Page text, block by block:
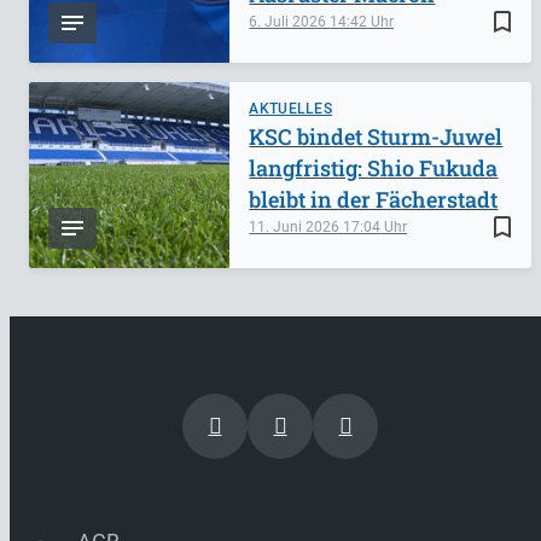
bookmark_border
6. Juli 2026 14:42
AKTUELLES
bookmark_border
11. Juni 2026 17:04
KSC bindet Sturm-Juwel
langfristig: Shio Fukuda
bleibt in der Fächerstadt